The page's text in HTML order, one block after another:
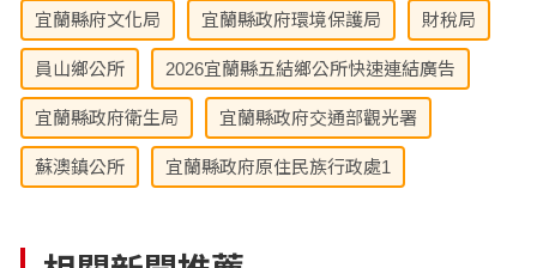
宜蘭縣府文化局 宜蘭縣政府環境保護局 財稅局
員山鄉公所 2026宜蘭縣五結鄉公所快速連結廣告
宜蘭縣政府衛生局 宜蘭縣政府交通部觀光署
蘇澳鎮公所 宜蘭縣政府原住民族行政處1